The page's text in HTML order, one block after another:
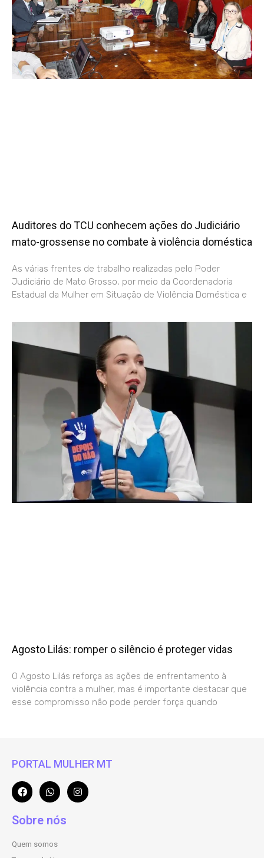
Auditores do TCU conhecem ações do Judiciário
mato-grossense no combate à violência doméstica
As várias frentes de trabalho realizadas pelo Poder
Judiciário de Mato Grosso, por meio da Coordenadoria
Estadual da Mulher em Situação de Violência Doméstica e
Agosto Lilás: romper o silêncio é proteger vidas
O Agosto Lilás reforça as ações de enfrentamento à
violência contra a mulher, mas é importante destacar que
esse compromisso não pode perder força quando
PORTAL MULHER MT
Sobre nós
Quem somos